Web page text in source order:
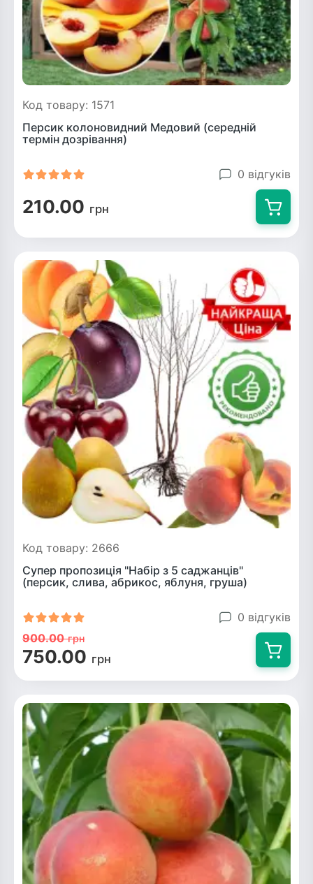
Код товару: 1571
Персик колоновидний Медовий (середній
термін дозрівання)
0 відгуків
210.00 грн
Код товару: 2666
Супер пропозиція "Набір з 5 саджанців"
(персик, слива, абрикос, яблуня, груша)
0 відгуків
900.00 грн
750.00 грн